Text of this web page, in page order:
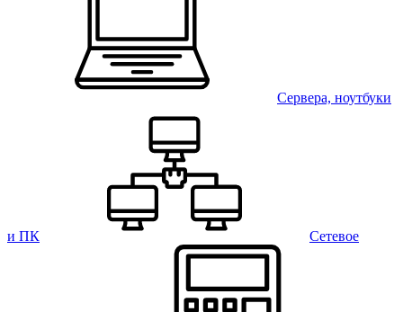
Сервера, ноутбуки
и ПК Сетевое